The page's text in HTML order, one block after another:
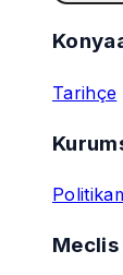
Tarihçe
Meclis